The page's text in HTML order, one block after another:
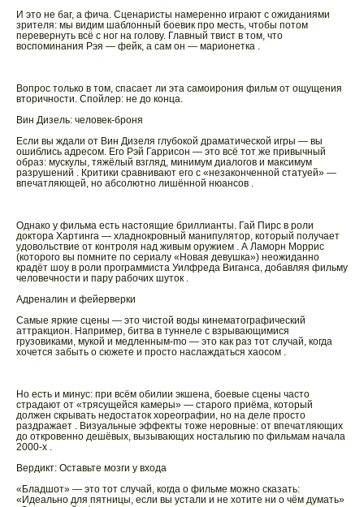
И это не баг, а фича. Сценаристы намеренно играют с ожиданиями
зрителя: мы видим шаблонный боевик про месть, чтобы потом
перевернуть всё с ног на голову. Главный твист в том, что
воспоминания Рэя — фейк, а сам он — марионетка .
Вопрос только в том, спасает ли эта самоирония фильм от ощущения
вторичности. Спойлер: не до конца.
Вин Дизель: человек-броня
Если вы ждали от Вин Дизеля глубокой драматической игры — вы
ошиблись адресом. Его Рэй Гаррисон — это всё тот же привычный
образ: мускулы, тяжёлый взгляд, минимум диалогов и максимум
разрушений . Критики сравнивают его с «незаконченной статуей» —
впечатляющей, но абсолютно лишённой нюансов .
Однако у фильма есть настоящие бриллианты. Гай Пирс в роли
доктора Хартинга — хладнокровный манипулятор, который получает
удовольствие от контроля над живым оружием . А Ламорн Моррис
(которого вы помните по сериалу «Новая девушка») неожиданно
крадёт шоу в роли программиста Уилфреда Виганса, добавляя фильму
человечности и пару рабочих шуток .
Адреналин и фейерверки
Самые яркие сцены — это чистой воды кинематографический
аттракцион. Например, битва в туннеле с взрывающимися
грузовиками, мукой и медленным-mo — это как раз тот случай, когда
хочется забыть о сюжете и просто наслаждаться хаосом .
Но есть и минус: при всём обилии экшена, боевые сцены часто
страдают от «трясущейся камеры» — старого приёма, который
должен скрывать недостаток хореографии, но на деле просто
раздражает . Визуальные эффекты тоже неровные: от впечатляющих
до откровенно дешёвых, вызывающих ностальгию по фильмам начала
2000-х .
Вердикт: Оставьте мозги у входа
«Бладшот» — это тот случай, когда о фильме можно сказать:
«Идеально для пятницы, если вы устали и не хотите ни о чём думать»